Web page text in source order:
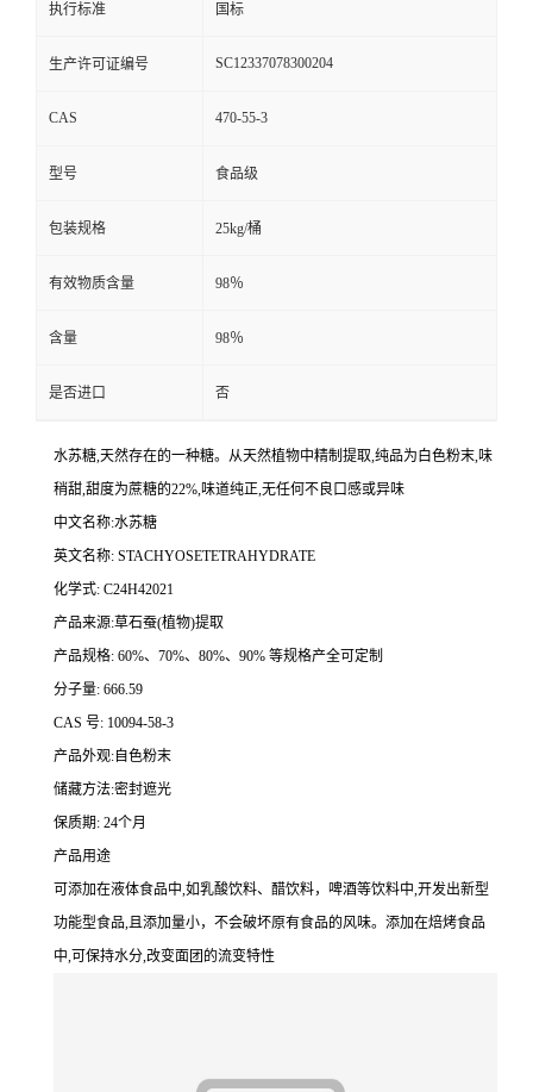
执行标准 国标
生产许可证编号 SC12337078300204
CAS 470-55-3
型号 食品级
包装规格 25kg/桶
有效物质含量 98％
含量 98％
是否进口 否
水苏糖,天然存在的一种糖。从天然植物中精制提取,纯品为白色粉末,味
稍甜,甜度为蔗糖的22%,味道纯正,无任何不良口感或异味
中文名称:水苏糖
英文名称: STACHYOSETETRAHYDRATE
化学式: C24H42021
产品来源:草石蚕(植物)提取
产品规格: 60%、70%、80%、90% 等规格产全可定制
分子量: 666.59
CAS 号: 10094-58-3
产品外观:自色粉末
储藏方法:密封遮光
保质期: 24个月
产品用途
可添加在液体食品中,如乳酸饮料、醋饮料，啤酒等饮料中,开发出新型
功能型食品,且添加量小，不会破坏原有食品的风味。添加在焙烤食品
中,可保持水分,改变面团的流变特性